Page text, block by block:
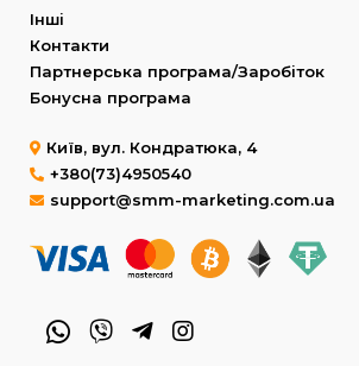
Інші
Контакти
Партнерська програма/Заробіток
Бонусна програма
Київ, вул. Кондратюка, 4
+380(73)4950540
support@smm-marketing.com.ua